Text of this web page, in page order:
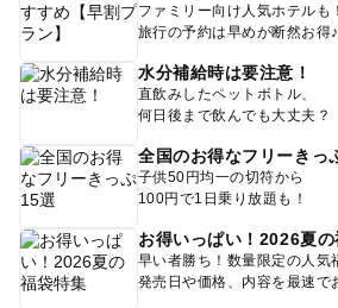
ファミリー向け人気ホテルも！
旅行の予約は早めが断然お得♪
水分補給時は要注意！
直飲みしたペットボトル、
何日後まで飲んでも大丈夫？
全国のお得なフリーきっ
子供50円均一の切符から
100円で1日乗り放題も！
お得いっぱい！2026夏
早い者勝ち！数量限定の人気
発売日や価格、内容を最速で